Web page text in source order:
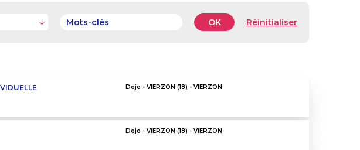
OK Réinitialiser
Dojo - VIERZON (18) - VIERZON
Dojo - VIERZON (18) - VIERZON